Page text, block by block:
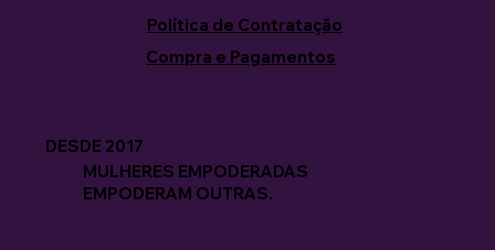
Política de Contratação
Compra e Pagamentos
DESDE 2017
MULHERES EMPODERADAS
EMPODERAM OUTRAS.